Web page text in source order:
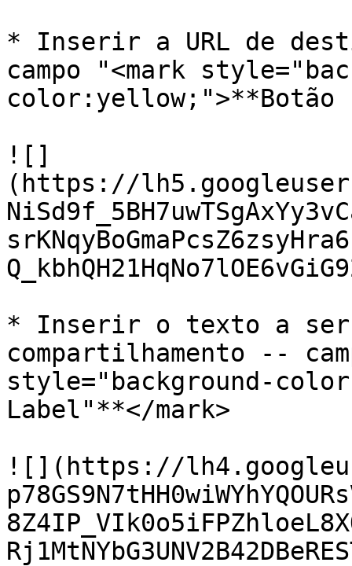
* Inserir a URL de
campo "<mark
![]
(https://
* Inserir o texto a ser
compartilhamento --
style="background-
Label"**</mark>
![](https://